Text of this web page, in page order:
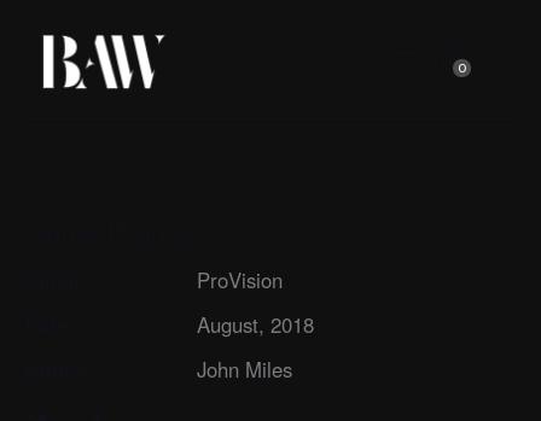
0
ProVision
August, 2018
John Miles